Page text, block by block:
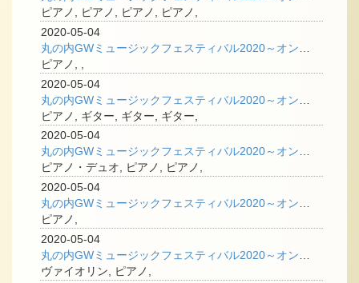
ピアノ, ピアノ, ピアノ, ピアノ,
2020-05-04
ピアノ, ,
2020-05-04
ピアノ, ギター, ギター, ギター,
2020-05-04
丸の内GWミュージックフェスティバル2020～オンライン企画「おうちから 学校クラスコンサート」
ピアノ・デュオ, ピアノ, ピアノ,
2020-05-04
丸の内GWミュージックフェスティバル2020～オンライン企画「マシュー・ロー Classic×POPS」
ピアノ,
2020-05-04
ヴァイオリン, ピアノ,